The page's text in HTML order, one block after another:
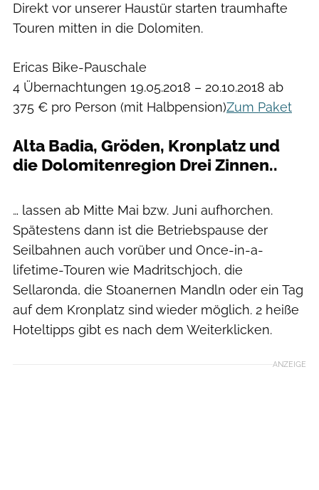
Direkt vor unserer Haustür starten traumhafte
Touren mitten in die Dolomiten.
Ericas Bike-Pauschale
4 Übernachtungen 19.05.2018 – 20.10.2018 ab
375 € pro Person (mit Halbpension)Zum Paket
Alta Badia, Gröden, Kronplatz und
die Dolomitenregion Drei Zinnen..
… lassen ab Mitte Mai bzw. Juni aufhorchen.
Spätestens dann ist die Betriebspause der
Seilbahnen auch vorüber und Once-in-a-
lifetime-Touren wie Madritschjoch, die
Sellaronda, die Stoanernen Mandln oder ein Tag
auf dem Kronplatz sind wieder möglich. 2 heiße
Hoteltipps gibt es nach dem Weiterklicken.
ANZEIGE